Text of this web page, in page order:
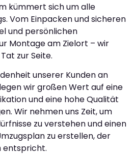
kümmert sich um alle
Vom Einpacken und sicheren
und persönlichen
Montage am Zielort – wir
zur Seite.
unserer Kunden an
wir großen Wert auf eine
und eine hohe Qualität
Wir nehmen uns Zeit, um
zu verstehen und einen
zu erstellen, der
entspricht.